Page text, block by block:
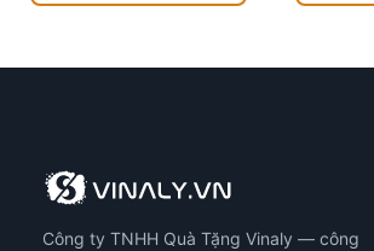
Công ty TNHH Quà Tặng Vinaly — công